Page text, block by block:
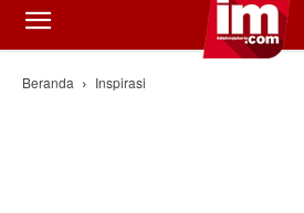
Beranda Inspirasi